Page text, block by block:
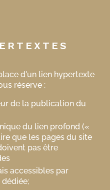
d'un lien hypertexte
réserve :
de la publication du
du lien profond («
que les pages du site
pas être
accessibles par